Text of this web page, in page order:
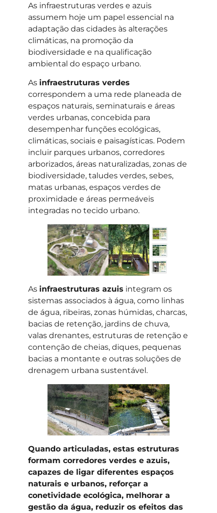
As infraestruturas verdes e azuis
assumem hoje um papel essencial na
adaptação das cidades às alterações
climáticas, na promoção da
biodiversidade e na qualificação
ambiental do espaço urbano.
As infraestruturas verdes
correspondem a uma rede planeada de
espaços naturais, seminaturais e áreas
verdes urbanas, concebida para
desempenhar funções ecológicas,
climáticas, sociais e paisagísticas. Podem
incluir parques urbanos, corredores
arborizados, áreas naturalizadas, zonas de
biodiversidade, taludes verdes, sebes,
matas urbanas, espaços verdes de
proximidade e áreas permeáveis
integradas no tecido urbano.
As infraestruturas azuis integram os
sistemas associados à água, como linhas
de água, ribeiras, zonas húmidas, charcas,
bacias de retenção, jardins de chuva,
valas drenantes, estruturas de retenção e
contenção de cheias, diques, pequenas
bacias a montante e outras soluções de
drenagem urbana sustentável.
Quando articuladas, estas estruturas
formam corredores verdes e azuis,
capazes de ligar diferentes espaços
naturais e urbanos, reforçar a
conetividade ecológica, melhorar a
gestão da água, reduzir os efeitos das